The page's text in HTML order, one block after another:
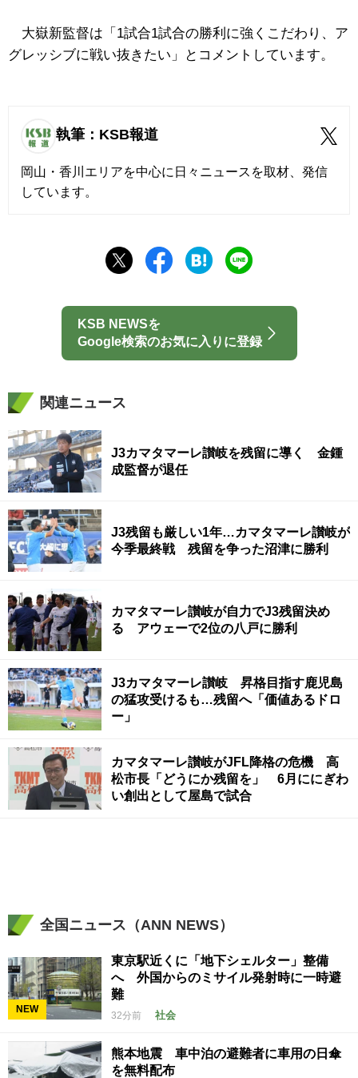
大嶽新監督は「1試合1試合の勝利に強くこだわり、ア
グレッシブに戦い抜きたい」とコメントしています。
執筆：KSB報道
岡山・香川エリアを中心に日々ニュースを取材、発信
しています。
KSB NEWSを
Google検索のお気に入りに登録
関連ニュース
J3カマタマーレ讃岐を残留に導く 金鍾
成監督が退任
J3残留も厳しい1年…カマタマーレ讃岐が
今季最終戦 残留を争った沼津に勝利
カマタマーレ讃岐が自力でJ3残留決め
る アウェーで2位の八戸に勝利
J3カマタマーレ讃岐 昇格目指す鹿児島
の猛攻受けるも…残留へ「価値あるドロ
ー」
カマタマーレ讃岐がJFL降格の危機 高
松市長「どうにか残留を」 6月ににぎわ
い創出として屋島で試合
全国ニュース（ANN NEWS）
NEW
東京駅近くに「地下シェルター」整備
へ 外国からのミサイル発射時に一時避
難
32分前 社会
熊本地震 車中泊の避難者に車用の日傘
を無料配布